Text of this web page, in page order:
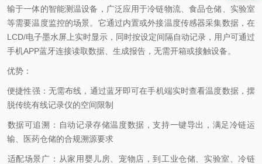
输于一体的智能测温设备，广泛应用于冷链物流、食品仓储、实验室
等需要温度监控的场景。它通过内置或外接温度传感器采集数据，在
LCD/电子墨水屏上实时显示，同时按设定间隔自动记录，用户可通过
手机APP蓝牙连接读取数据、生成报告，无需开箱或接触设备。
优势：
便捷性强 ：无需布线，通过蓝牙即可在手机端实时查看温度数据，摆
脱传统有线记录仪的空间限制
数据可追溯 ：自动记录存储温度数据，支持一键导出，满足冷链运
输、医药仓储的合规溯源要求
适配场景广 ：从家用婴儿房、宠物店，到工业仓储、实验室、冷链